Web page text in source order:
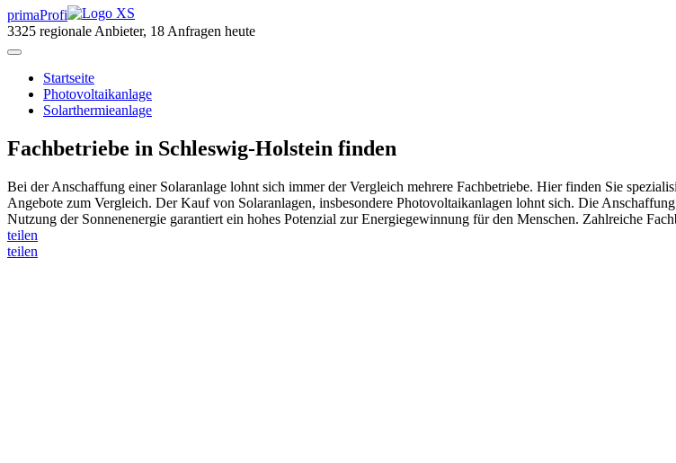
primaProfi
3325 regionale Anbieter, 18 Anfragen heute
Startseite
Photovoltaikanlage
Solarthermieanlage
Fachbetriebe in Schleswig-Holstein finden
Bei der Anschaffung einer Solaranlage lohnt sich immer der Vergleich mehrere Fachbetriebe. Hier finden Sie
Angebote zum Vergleich. Der Kauf von Solaranlagen, insbesondere Photovoltaikanlagen lohnt sich. Die
Nutzung der Sonnenenergie garantiert ein hohes Potenzial zur Energiegewinnung für den Menschen. Zahlreiche
teilen
teilen